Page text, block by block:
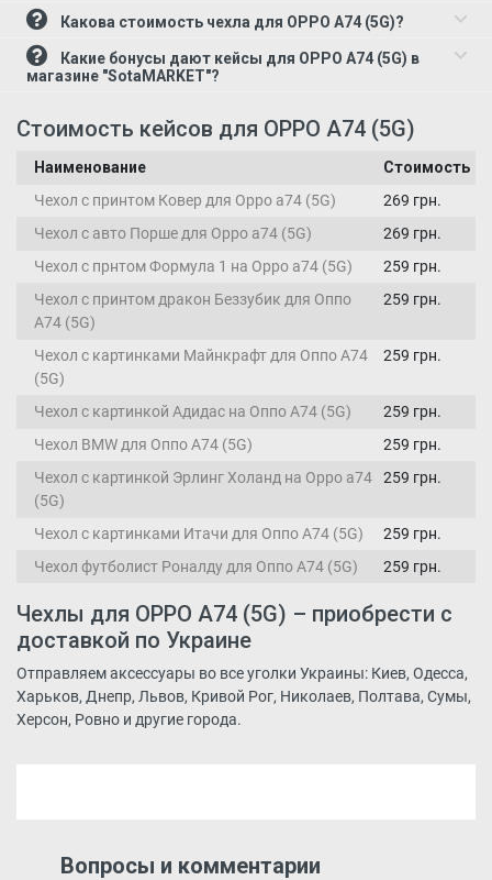
Какова стоимость чехла для OPPO A74 (5G)?
магазине "SotaMARKET"?
Стоимость кейсов для OPPO A74 (5G)
Наименование
Стоимость
Чехол с принтом Ковер для Oppo a74 (5G)
269 грн.
Чехол с авто Порше для Oppo a74 (5G)
269 грн.
Чехол с прнтом Формула 1 на Oppo a74 (5G)
259 грн.
Чехол с принтом дракон Беззубик для Оппо
А74 (5G)
259 грн.
Чехол с картинками Майнкрафт для Оппо А74
(5G)
259 грн.
Чехол с картинкой Адидас на Оппо А74 (5G)
259 грн.
Чехол BMW для Оппо А74 (5G)
259 грн.
Чехол с картинкой Эрлинг Холанд на Oppo a74
(5G)
259 грн.
Чехол с картинками Итачи для Оппо А74 (5G)
259 грн.
Чехол футболист Роналду для Оппо А74 (5G)
259 грн.
Чехлы для OPPO A74 (5G) – приобрести с
доставкой по Украине
Отправляем аксессуары во все уголки Украины: Киев, Одесса,
Харьков, Днепр, Львов, Кривой Рог, Николаев, Полтава, Сумы,
Херсон, Ровно и другие города.
Вопросы и комментарии